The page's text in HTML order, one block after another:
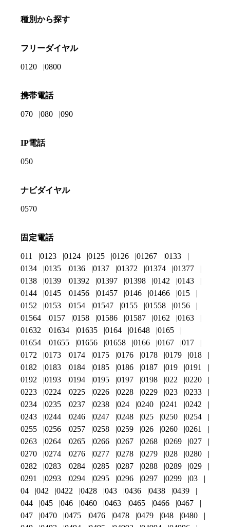
種別から探す
フリーダイヤル
0120 0800
携帯電話
070 080 090
IP電話
050
ナビダイヤル
0570
固定電話
011 0123 0124 0125 0126 01267
0133
0134
0135 0136 0137 01372 01374
01377
0138
0139 01392 01397 01398 0142
0143
0144
0145 01456 01457 0146 01466
015
0152
0153 0154 01547 0155 01558
0156
01564
0157 0158 01586 01587 0162
0163
01632
01634 01635 0164 01648
0165
01654
01655 01656 01658 0166 0167
017
0172
0173 0174 0175 0176 0178 0179
018
0182
0183 0184 0185 0186 0187 019
0191
0192
0193 0194 0195 0197 0198 022
0220
0223
0224 0225 0226 0228 0229 023
0233
0234
0235 0237 0238 024 0240 0241
0242
0243
0244 0246 0247 0248 025 0250
0254
0255
0256 0257 0258 0259 026 0260
0261
0263
0264 0265 0266 0267 0268 0269
027
0270
0274 0276 0277 0278 0279 028
0280
0282
0283 0284 0285 0287 0288 0289
029
0291
0293 0294 0295 0296 0297 0299
03
04
042 0422 0428 043 0436 0438
0439
044
045 046 0460 0463 0465 0466
0467
047
0470 0475 0476 0478 0479 048
0480